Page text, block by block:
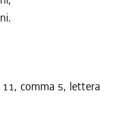
comma 5, lettera